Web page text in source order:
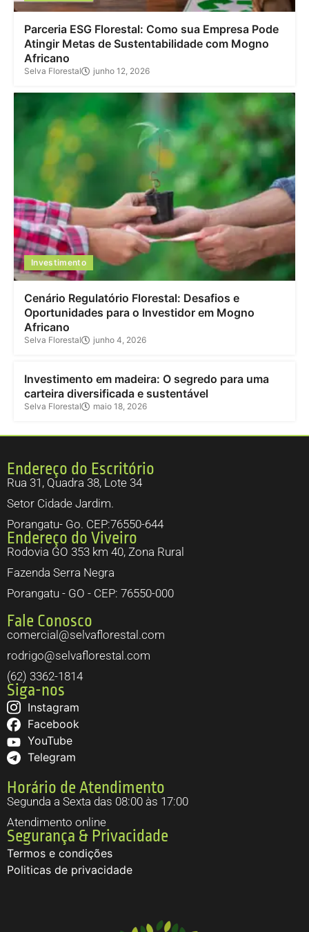
Parceria ESG Florestal: Como sua Empresa Pode
Atingir Metas de Sustentabilidade com Mogno
Africano
Selva Florestal junho 12, 2026
Investimento
Cenário Regulatório Florestal: Desafios e
Oportunidades para o Investidor em Mogno
Africano
Selva Florestal junho 4, 2026
Investimento
Investimento em madeira: O segredo para uma
carteira diversificada e sustentável
Selva Florestal maio 18, 2026
Endereço do Escritório
Rua 31, Quadra 38, Lote 34
Setor Cidade Jardim.
Porangatu- Go. CEP:76550-644
Endereço do Viveiro
Rodovia GO 353 km 40, Zona Rural
Fazenda Serra Negra
Porangatu - GO - CEP: 76550-000
Fale Conosco
comercial@selvaflorestal.com
rodrigo@selvaflorestal.com
(62) 3362-1814
Siga-nos
Instagram
Facebook
YouTube
Telegram
Horário de Atendimento
Segunda a Sexta das 08:00 às 17:00
Atendimento online
Segurança & Privacidade
Termos e condições
Politicas de privacidade